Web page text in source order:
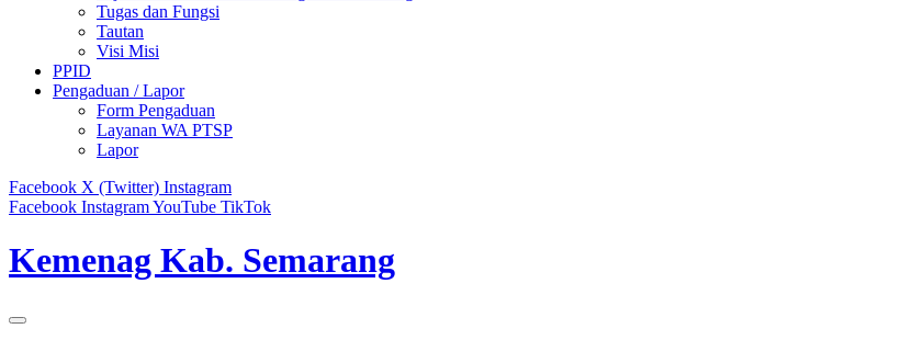
Tugas dan Fungsi
Tautan
Visi Misi
PPID
Pengaduan / Lapor
Form Pengaduan
Layanan WA PTSP
Lapor
Facebook X (Twitter) Instagram
Facebook InstagramYouTube TikTok
Kemenag Kab. Semarang